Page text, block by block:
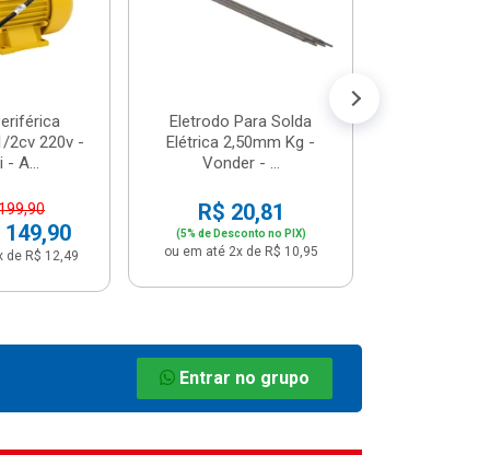
2cv 220v -
- A...
149,90
de R$ 12,49
Eletrodo Para Solda
Elétrica 2,50mm Kg -
Vonder - ...
R$ 20,81
(5% de Desconto no PIX)
ou em até 2x de R$ 10,95
Entrar no grupo